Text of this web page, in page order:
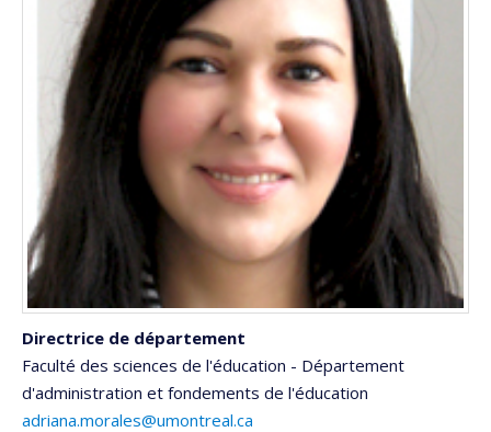
Directrice de département
Faculté des sciences de l'éducation - Département
d'administration et fondements de l'éducation
adriana.morales@umontreal.ca